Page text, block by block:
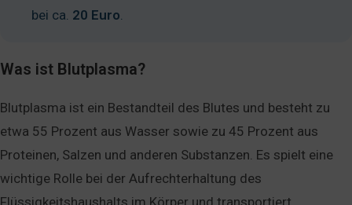
bei ca. 20 Euro.
Was ist Blutplasma?
Blutplasma ist ein Bestandteil des Blutes und besteht zu
etwa 55 Prozent aus Wasser sowie zu 45 Prozent aus
Proteinen, Salzen und anderen Substanzen. Es spielt eine
wichtige Rolle bei der Aufrechterhaltung des
Flüssigkeitshaushalts im Körper und transportiert